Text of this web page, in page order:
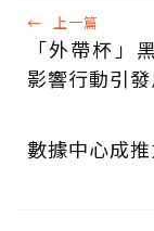
← 上一篇
「外帶杯」
影響行動引
數據中心成